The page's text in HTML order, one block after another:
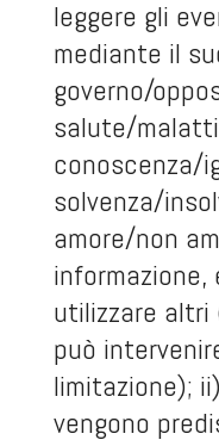
leggere gli
mediante il
governo/
salute/
conoscenza/
solvenza/
amore/non
utilizzare altri
può
limitazione);
vengono